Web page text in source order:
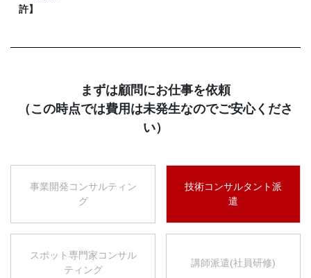
許】
まずは顧問にお仕事を依頼
（この時点では費用は未発生なのでご安心くださ
い）
事業開発コンサルティン
グ
技術コンサルタント派
遣
スポット専門家コンサル
ティング
講師派遣(社員研修)